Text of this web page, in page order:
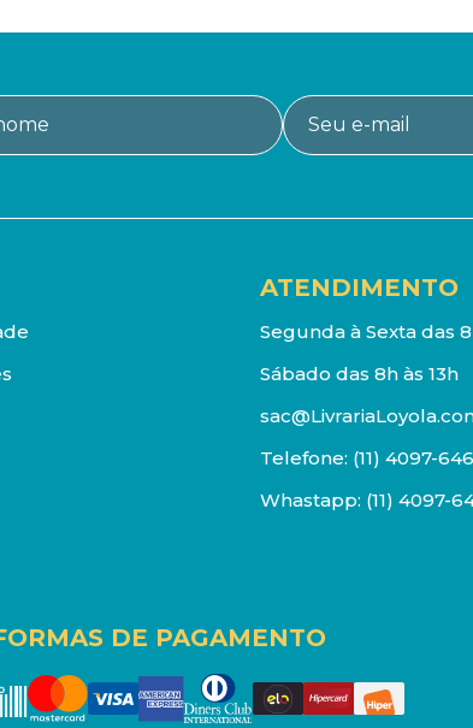
ATENDIMENTO
Segunda à Sexta das
Sábado das 8h às 13h
Telefone: (11) 4097-
Whastapp: (11) 4097-
DE PAGAMENTO